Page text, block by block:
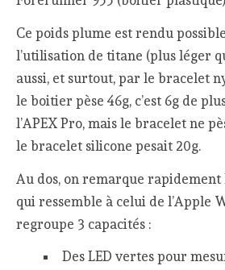
Ce poids plume est rendu
l’utilisation de titane (plus léger
aussi, et surtout, par le bracelet
le boitier pèse 46g, c’est 6g de
l’APEX Pro, mais le bracelet ne
le bracelet silicone pesait 20g.
Au dos, on remarque
qui ressemble à celui de l’Apple
regroupe 3 capacités :
Des LED vertes pour